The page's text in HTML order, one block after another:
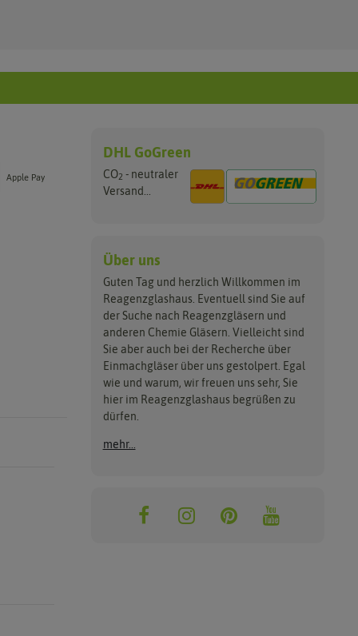
Apple Pay
DHL GoGreen
CO2 - neutraler
Versand...
Über uns
Guten Tag und herzlich Willkommen im
Reagenzglashaus. Eventuell sind Sie auf
der Suche nach Reagenzgläsern und
anderen Chemie Gläsern. Vielleicht sind
Sie aber auch bei der Recherche über
Einmachgläser über uns gestolpert. Egal
wie und warum, wir freuen uns sehr, Sie
hier im Reagenzglashaus begrüßen zu
dürfen.
mehr...